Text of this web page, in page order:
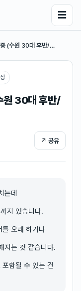
☰
증 (수원 30대 후반/…
원 30대 후반/
↗ 공유
는데
지 있습니다.
를 오래 하거나
지는 것 같습니다.
함될 수 있는 건